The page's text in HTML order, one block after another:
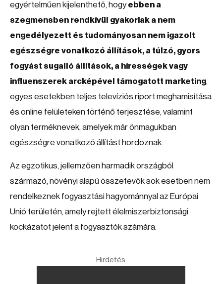
egyértelműen kijelenthető, hogyebben a
szegmensben rendkívül gyakoriak a nem
engedélyezett és tudományosan nem igazolt
egészségre vonatkozó állítások, a túlzó, gyors
fogyást sugalló állítások, a hírességek vagy
influenszerek arcképével támogatott marketing,
egyes esetekben teljes televíziós riport meghamisítása
és online felületeken történő terjesztése, valamint
olyan terméknevek, amelyek már önmagukban
egészségre vonatkozó állítást hordoznak.
Az egzotikus, jellemzően harmadik országból
származó, növényi alapú összetevők sok esetben nem
rendelkeznek fogyasztási hagyománnyal az Európai
Unió területén, amely rejtett élelmiszerbiztonsági
kockázatot jelent a fogyasztók számára.
Hirdetés